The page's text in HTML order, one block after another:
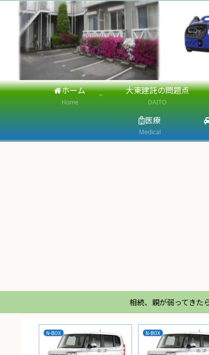
ホーム
Home
大東建託の問題点
DAITO
医療
Medical
相続、親が弱ってきた
N-BOX N-BOX